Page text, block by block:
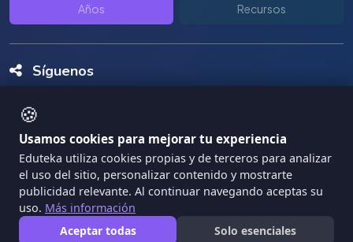
🍪
Usamos cookies para mejorar tu experiencia
Eduteka utiliza cookies propias y de terceros para analizar
el uso del sitio, personalizar contenido y mostrarte
publicidad relevante. Al continuar navegando aceptas su
uso. Más información
Aceptar todas
Solo esenciales
Años Recursos
Síguenos
Copyright Eduteka 2001-2026 - Universidad ICESI
Términos de Servicio